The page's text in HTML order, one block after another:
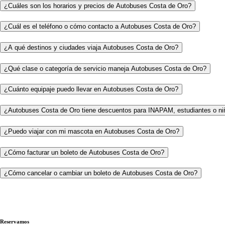
¿Cuáles son los horarios y precios de Autobuses Costa de Oro?
¿Cuál es el teléfono o cómo contacto a Autobuses Costa de Oro?
¿A qué destinos y ciudades viaja Autobuses Costa de Oro?
¿Qué clase o categoría de servicio maneja Autobuses Costa de Oro?
¿Cuánto equipaje puedo llevar en Autobuses Costa de Oro?
¿Autobuses Costa de Oro tiene descuentos para INAPAM, estudiantes o
¿Puedo viajar con mi mascota en Autobuses Costa de Oro?
¿Cómo facturar un boleto de Autobuses Costa de Oro?
¿Cómo cancelar o cambiar un boleto de Autobuses Costa de Oro?
Reservamos